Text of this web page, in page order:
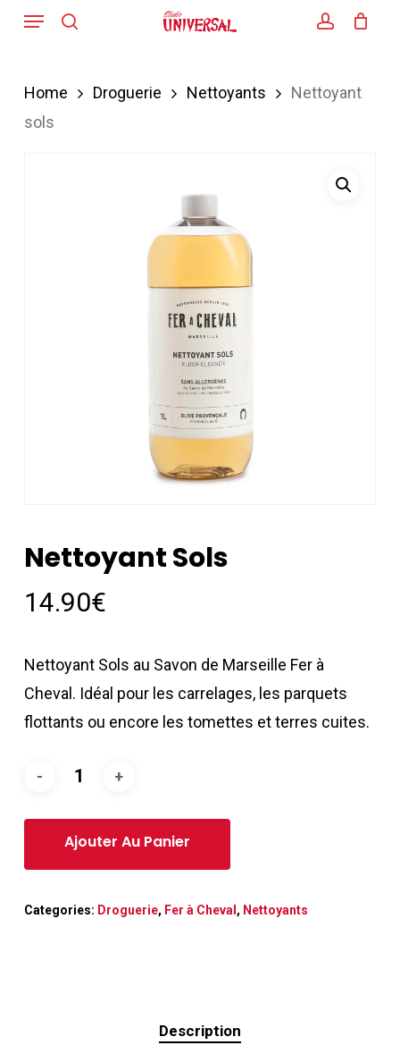
Skip
content
Menu
Home Droguerie Nettoyants
Nettoyant
sols
Nettoyant Sols
14.90€
Nettoyant Sols au Savon de Marseille Fer à
Cheval. Idéal pour les carrelages, les parquets
flottants ou encore les tomettes et terres cuites.
Categories: Droguerie, Fer à Cheval , Nettoyants
Description